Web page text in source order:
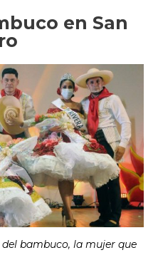
en San
bambuco, la mujer que